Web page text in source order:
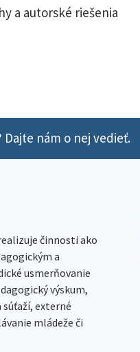
a autorské riešenia
nám o nej vedieť.
činnosti ako
a
usmerňovanie
výskum,
externé
mládeže či